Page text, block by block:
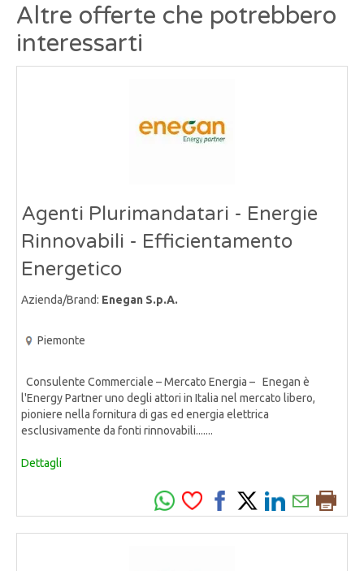
Altre offerte che potrebbero
interessarti
Agenti Plurimandatari - Energie
Rinnovabili - Efficientamento
Energetico
Azienda/Brand: Enegan S.p.A.
Piemonte
Consulente Commerciale – Mercato Energia – Enegan è
l'Energy Partner uno degli attori in Italia nel mercato libero,
pioniere nella fornitura di gas ed energia elettrica
esclusivamente da fonti rinnovabili.......
Dettagli